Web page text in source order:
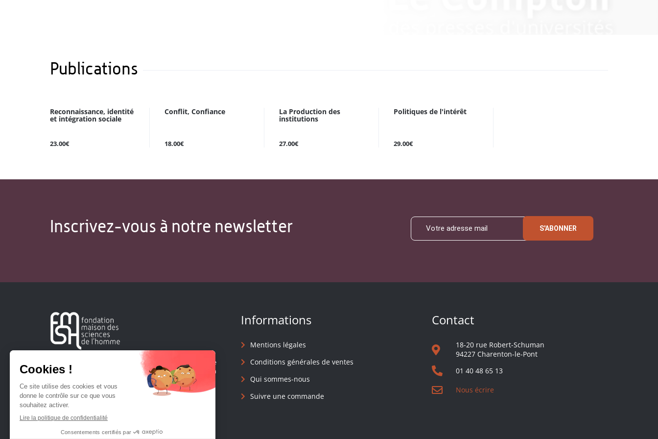
Publications
Reconnaissance, identité
et intégration sociale
23.00€
Conflit, Confiance
18.00€
La Production des
institutions
27.00€
Politiques de l'intérêt
29.00€
Inscrivez-vous à notre newsletter S'ABONNER
Créée en 1963, la Fondation Maison Sciences de l'Homme
soutient la recherche et la diffusion des connaissances en
Informations
Mentions légales
Conditions générales de ventes
Qui sommes-nous
Suivre une commande
Contact
18-20 rue Robert-Schuman
94227 Charenton-le-Pont
01 40 48 65 13
Nous écrire